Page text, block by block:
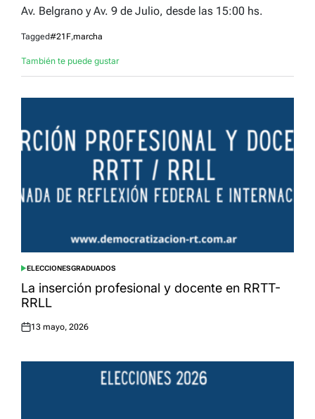
Av. Belgrano y Av. 9 de Julio, desde las 15:00 hs.
Tagged#21F,marcha
También te puede gustar
POSTED
IN
ELECCIONESGRADUADOS
La inserción profesional y docente en RRTT-
RRLL
Posted
13 mayo, 2026